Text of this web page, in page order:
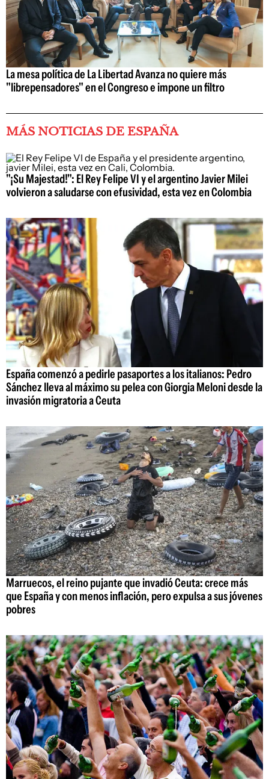
La mesa política de La Libertad Avanza no quiere más
"librepensadores" en el Congreso e impone un filtro
MÁS NOTICIAS DE ESPAÑA
"¡Su Majestad!": El Rey Felipe VI y el argentino Javier Milei
volvieron a saludarse con efusividad, esta vez en Colombia
España comenzó a pedirle pasaportes a los italianos: Pedro
Sánchez lleva al máximo su pelea con Giorgia Meloni desde la
invasión migratoria a Ceuta
Marruecos, el reino pujante que invadió Ceuta: crece más
que España y con menos inflación, pero expulsa a sus jóvenes
pobres